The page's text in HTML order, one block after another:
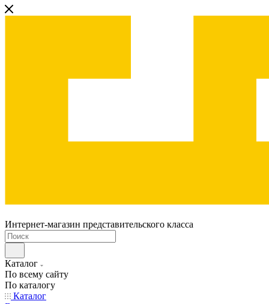
Интернет-магазин представительского класса
Каталог
По всему сайту
По каталогу
Каталог